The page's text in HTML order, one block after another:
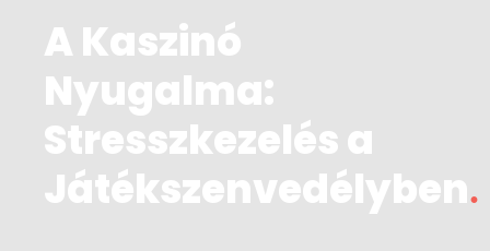
A Kaszinó
Nyugalma:
Stresszkezelés a
Játékszenvedélyben